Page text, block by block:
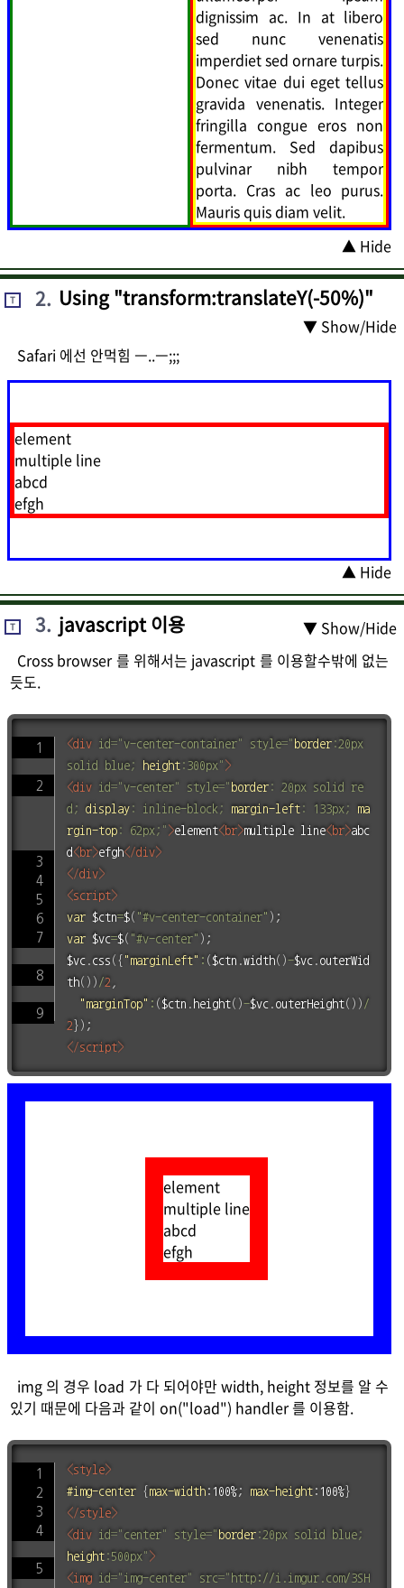
dignissim ac. In at libero
sed nunc venenatis
imperdiet sed ornare turpis.
Donec vitae dui eget tellus
gravida venenatis. Integer
fringilla congue eros non
fermentum. Sed dapibus
pulvinar nibh tempor
porta. Cras ac leo purus.
Mauris quis diam velit.
▲ Hide
T 2. Using "transform:translateY(-50%)"
▼ Show/Hide
Safari 에선 안먹힘 ㅡ..ㅡ;;;
element
multiple line
abcd
efgh
▲ Hide
T 3. javascript 이용
▼ Show/Hide
Cross browser 를 위해서는 javascript 를 이용할수밖에 없는
듯도.
<div id="v-center-container" style=" border: 20px
solid blue; height: 300px " >
<div id="v-center" style=" border:
20px solid re
d ; display: inline-block ; margin-left: 133px ;
ma
rgin-top: 62px ; " >element<br>multiple line<br>abc
d <br>efgh</div>
</div>
<script>
var $ctn=$( "#v-center-container" ) ;
var $vc=$( "#v-center" ) ;
$vc. css ( { "marginLeft" : ( $ctn .width( )-$vc. outerWid
th( ) ) /2 ,
"marginTop" : ( $ctn . height( )-$vc. outerHeight( ) ) /
2 } ) ;
</script>
element
multiple line
abcd
efgh
img 의 경우 load 가 다 되어야만 width, height 정보를 알 수
있기 때문에 다음과 같이 on("load") handler 를 이용함.
<style>
#img-center { max-width: 100%; max-height: 100%}
</style>
<div id=" center" style=" border: 20px solid blue;
height: 500px " >
<img id=" img-center" src=" http://i.imgur.com/3SH